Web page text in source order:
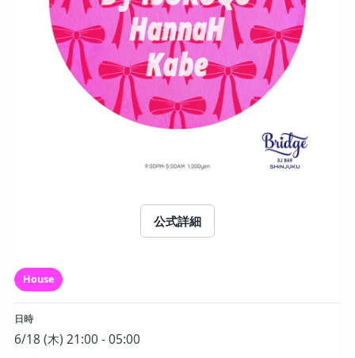
公式詳細
House
日時
6/18 (木) 21:00 - 05:00